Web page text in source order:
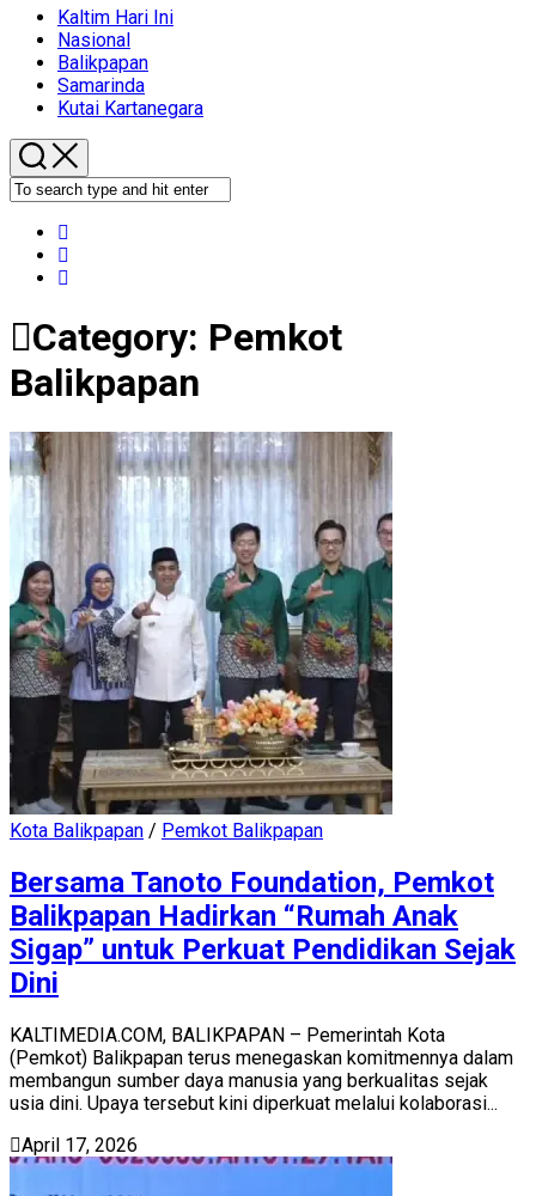
Kaltim Hari Ini
Nasional
Balikpapan
Samarinda
Kutai Kartanegara
Category: Pemkot
Balikpapan
Kota Balikpapan / Pemkot Balikpapan
Bersama Tanoto Foundation, Pemkot
Balikpapan Hadirkan “Rumah Anak
Sigap” untuk Perkuat Pendidikan Sejak
Dini
KALTIMEDIA.COM, BALIKPAPAN – Pemerintah Kota
(Pemkot) Balikpapan terus menegaskan komitmennya dalam
membangun sumber daya manusia yang berkualitas sejak
usia dini. Upaya tersebut kini diperkuat melalui kolaborasi...
April 17, 2026